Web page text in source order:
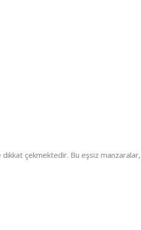
çekmektedir. Bu eşsiz manzaralar,